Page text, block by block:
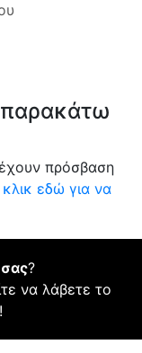
παρακάτω
πρόσβαση
εδώ για να
σας?
να λάβετε το